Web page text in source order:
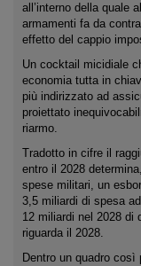
all’interno della quale
armamenti fa da
effetto del cappio
Un cocktail micidiale
economia tutta in
più indirizzato ad
proiettato
riarmo.
Tradotto in cifre il
entro il 2028
spese militari, un
3,5 miliardi di spesa
12 miliardi nel 2028 di
riguarda il 2028.
Dentro un quadro